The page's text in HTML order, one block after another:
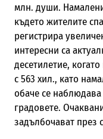
млн. души.
където жителите
регистрира
интересни са
десетилетие,
с 563 хил., като
обаче се
градовете.
задълбочават през